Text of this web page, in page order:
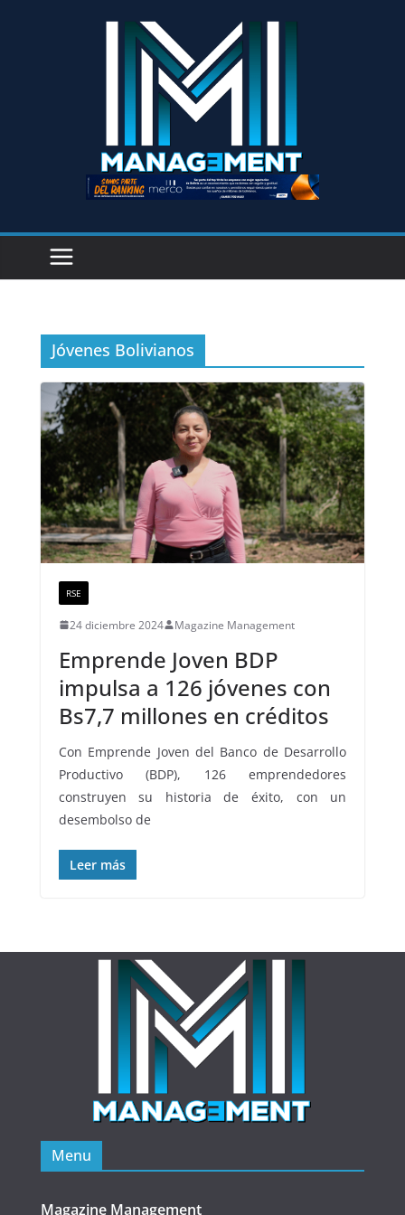
Jóvenes Bolivianos
RSE
24 diciembre 2024 Magazine Management
Emprende Joven BDP
impulsa a 126 jóvenes con
Bs7,7 millones en créditos
Con Emprende Joven del Banco de Desarrollo
Productivo (BDP), 126 emprendedores
construyen su historia de éxito, con un
desembolso de
Leer más
Menu
Magazine Management